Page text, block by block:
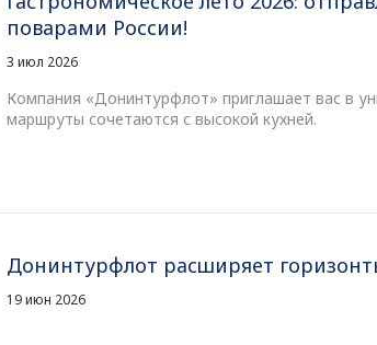
поварами России!
3 июл 2026
Компания «Донинтурфлот» приглашает вас в
маршруты сочетаются с высокой кухней.
Донинтурфлот расширяет
19 июн 2026